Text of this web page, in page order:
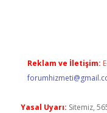
Reklam ve İletişim:
Yasal Uyarı: Sitemiz,